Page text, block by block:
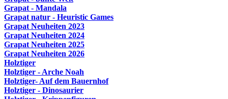
Grapat - Mandala
Grapat natur - Heuristic Games
Grapat Neuheiten 2023
Grapat Neuheiten 2024
Grapat Neuheiten 2025
Grapat Neuheiten 2026
Holztiger
Holztiger - Arche Noah
Holztiger- Auf dem Bauernhof
Holztiger - Dinosaurier